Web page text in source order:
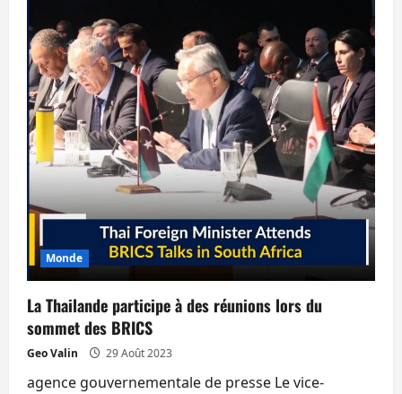
montres
de
contrefaçon
incarcéré
en
France
avait
été
arrêté
à
Samui
en
octobre
2022
pour
avoir
frappé
Thaïlandais
Monde
La Thailande participe à des réunions lors du
sommet des BRICS
Geo Valin 29 Août 2023
agence gouvernementale de presse Le vice-